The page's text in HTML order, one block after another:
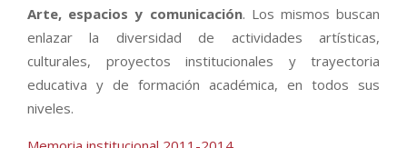
Arte, espacios y comunicación. Los mismos buscan
enlazar la diversidad de actividades artísticas,
culturales, proyectos institucionales y trayectoria
educativa y de formación académica, en todos sus
niveles.